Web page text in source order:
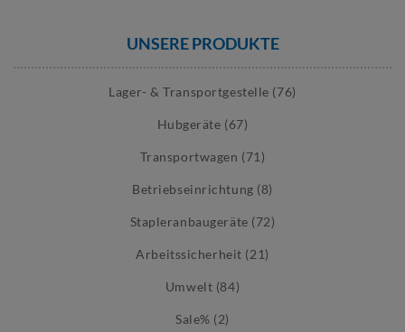
UNSERE PRODUKTE
Lager- & Transportgestelle (76)
Hubgeräte (67)
Transportwagen (71)
Betriebseinrichtung (8)
Stapleranbaugeräte (72)
Arbeitssicherheit (21)
Umwelt (84)
Sale% (2)